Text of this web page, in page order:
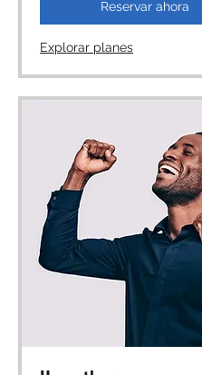
Reservar ahora
Explorar planes